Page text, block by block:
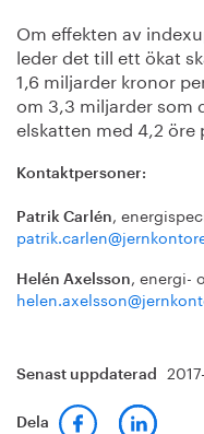
Om effekten av
leder det till ett ökat
1,6 miljarder kronor
om 3,3 miljarder som
elskatten med 4,2 öre
Kontaktpersoner:
Patrik Carlén,
Helén Axelsson, energi-
Senast uppdaterad
Dela